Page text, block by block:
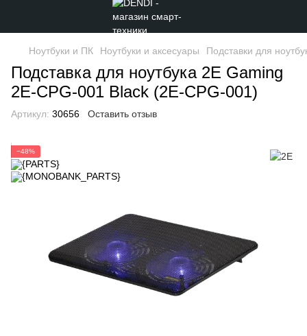
Ноутбуки и ПК Ноутбуки и аксесуары Подставки для
Подставка для ноутбука 2E Gaming
2E-CPG-001 Black (2E-CPG-001)
Артикул: 30656 Оставить отзыв
−48%